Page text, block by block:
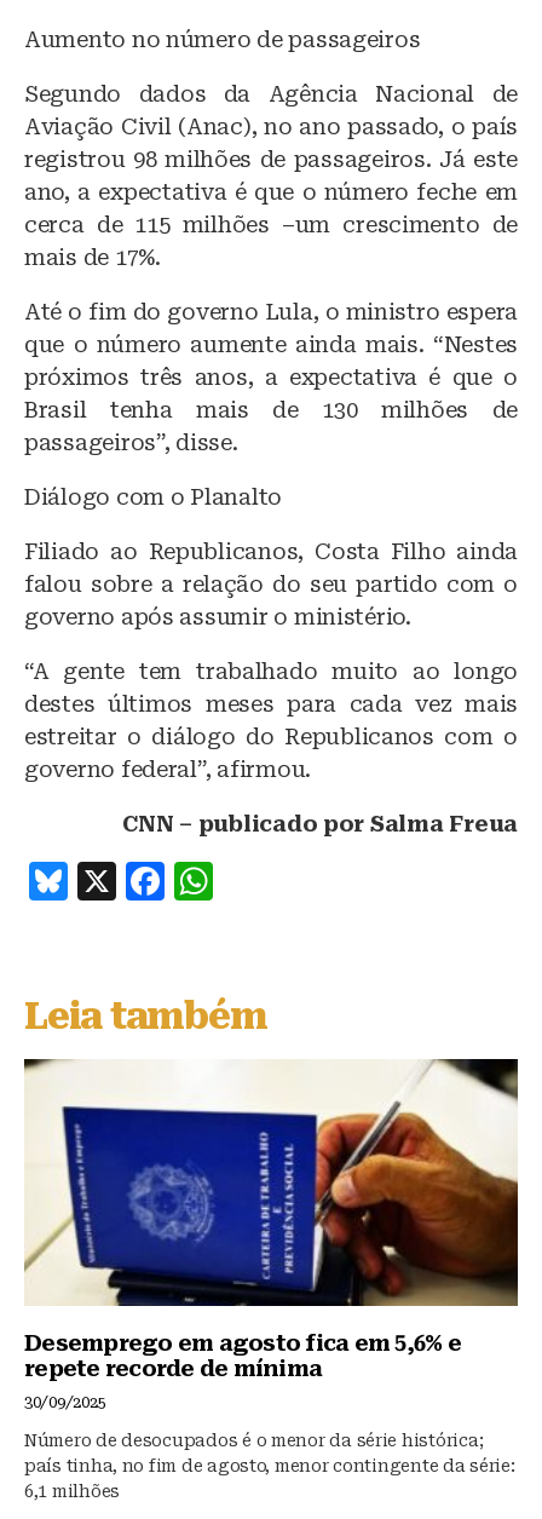
Aumento no número de passageiros
Segundo dados da Agência Nacional de
Aviação Civil (Anac), no ano passado, o país
registrou 98 milhões de passageiros. Já este
ano, a expectativa é que o número feche em
cerca de 115 milhões –um crescimento de
mais de 17%.
Até o fim do governo Lula, o ministro espera
que o número aumente ainda mais. “Nestes
próximos três anos, a expectativa é que o
Brasil tenha mais de 130 milhões de
passageiros”, disse.
Diálogo com o Planalto
Filiado ao Republicanos, Costa Filho ainda
falou sobre a relação do seu partido com o
governo após assumir o ministério.
“A gente tem trabalhado muito ao longo
destes últimos meses para cada vez mais
estreitar o diálogo do Republicanos com o
governo federal”, afirmou.
CNN – publicado por Salma Freua
B
s
k
y
X
F
e
b
o
k
s
A
p
Leia também
Desemprego em agosto fica em 5,6% e
repete recorde de mínima
30/09/2025
Número de desocupados é o menor da série histórica;
país tinha, no fim de agosto, menor contingente da série:
6,1 milhões